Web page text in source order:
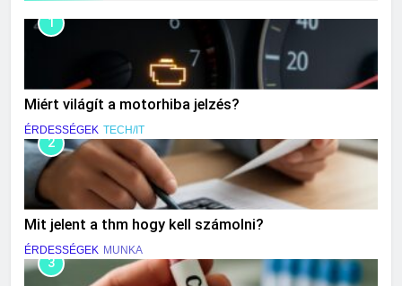
1
Miért világít a motorhiba jelzés?
ÉRDESSÉGEK TECH/IT
2
Mit jelent a thm hogy kell számolni?
ÉRDESSÉGEK MUNKA
3